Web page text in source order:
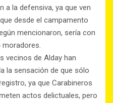
a la defensiva, ya que ven
desde el campamento
mencionaron, sería con
moradores.
vecinos de Alday han
la sensación de que sólo
ya que Carabineros
actos delictuales, pero